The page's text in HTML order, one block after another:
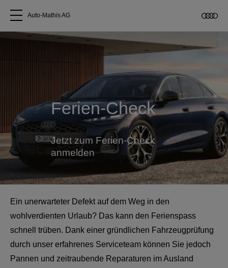
Audi kaufen
Service & Reparatur
Geschäftskunden
Auto-Mathis AG
Ferien-Check
Jetzt zum Ferien-Check
anmelden
Ein unerwarteter Defekt auf dem Weg in den
wohlverdienten Urlaub? Das kann den Ferienspass
schnell trüben. Dank einer gründlichen Fahrzeugprüfung
durch unser erfahrenes Serviceteam können Sie jedoch
Pannen und zeitraubende Reparaturen im Ausland